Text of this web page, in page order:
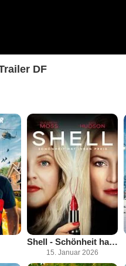
DF
Shell - Schönheit hat ihren Preis
15. Januar 2026